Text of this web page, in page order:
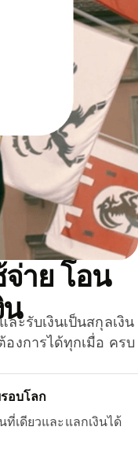
าย โอน
น
ะรับเงินเป็นสกุลเงิน
งการได้ทุกเมื่อ ครบ
อบโลก
เดียวและแลกเงินได้